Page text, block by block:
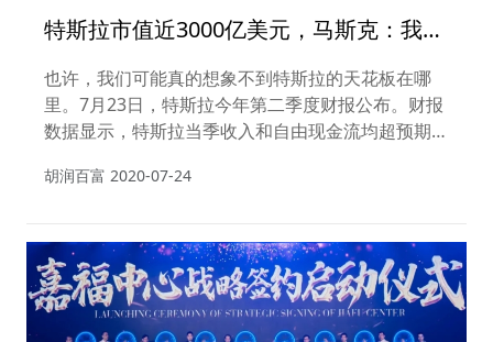
特斯拉市值近3000亿美元，马斯克：我的
目标是5000亿美元
也许，我们可能真的想象不到特斯拉的天花板在哪
里。7月23日，特斯拉今年第二季度财报公布。财报
数据显示，特斯拉当季收入和自由现金流均超预期，
上涨超7%。至此，7月以来，特斯拉股价累计涨幅为
超过3000亿美元后，马斯克成功解锁21亿美元的第
二笔期权奖励。
胡润百富 2020-07-24